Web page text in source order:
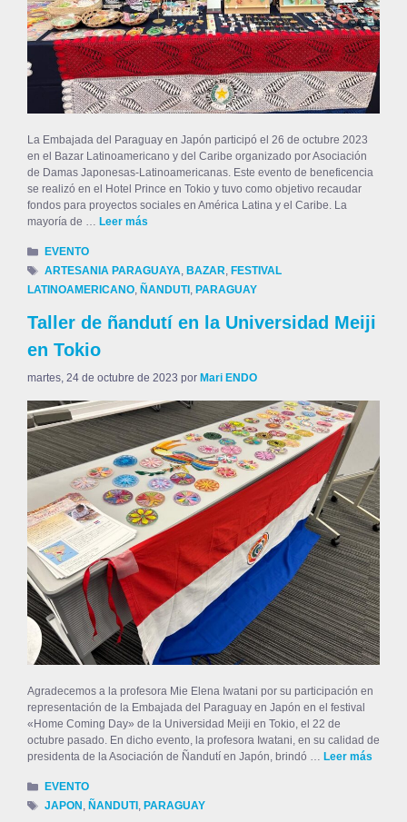
La Embajada del Paraguay en Japón participó el 26 de octubre 2023
en el Bazar Latinoamericano y del Caribe organizado por Asociación
de Damas Japonesas-Latinoamericanas. Este evento de beneficencia
se realizó en el Hotel Prince en Tokio y tuvo como objetivo recaudar
fondos para proyectos sociales en América Latina y el Caribe. La
mayoría de … Leer más
EVENTO
ARTESANIA PARAGUAYA, BAZAR, FESTIVAL
LATINOAMERICANO, ÑANDUTI , PARAGUAY
Taller de ñandutí en la Universidad Meiji
en Tokio
martes, 24 de octubre de 2023 por Mari ENDO
Agradecemos a la profesora Mie Elena Iwatani por su participación en
representación de la Embajada del Paraguay en Japón en el festival
«Home Coming Day» de la Universidad Meiji en Tokio, el 22 de
octubre pasado. En dicho evento, la profesora Iwatani, en su calidad de
presidenta de la Asociación de Ñandutí en Japón, brindó … Leer más
EVENTO
JAPON , ÑANDUTI , PARAGUAY